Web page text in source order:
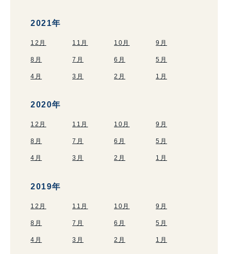
2021年
12月 11月 10月 9月
8月 7月 6月 5月
4月 3月 2月 1月
2020年
12月 11月 10月 9月
8月 7月 6月 5月
4月 3月 2月 1月
2019年
12月 11月 10月 9月
8月 7月 6月 5月
4月 3月 2月 1月